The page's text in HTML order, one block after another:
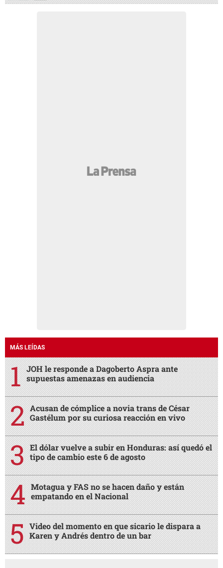
MÁS LEÍDAS
JOH le responde a Dagoberto Aspra ante
supuestas amenazas en audiencia
Acusan de cómplice a novia trans de César
Gastélum por su curiosa reacción en vivo
El dólar vuelve a subir en Honduras: así quedó el
tipo de cambio este 6 de agosto
Motagua y FAS no se hacen daño y están
empatando en el Nacional
Video del momento en que sicario le dispara a
Karen y Andrés dentro de un bar